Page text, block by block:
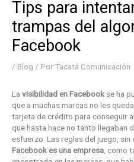
Tips para
trampas del
Facebook
/ Blog / PorTacatá Comunicación
La visibilidad en Facebook se ha
que a muchas marcas no les
tarjeta de crédito para conseguir
que hasta hace no tanto llegaban
esfuerzo. Las reglas del juego, sin
Facebook es una empresa , como